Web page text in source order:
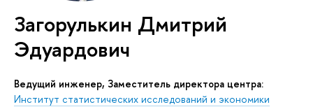
Загорулькин Дмитрий
Эдуардович
Ведущий инженер, Заместитель директора центра:
Институт статистических исследований и экономики